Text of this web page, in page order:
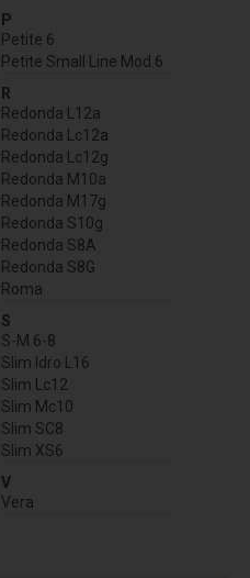
P
Petite 6
Petite Small Line Mod.6
R
Redonda L12a
Redonda Lc12a
Redonda Lc12g
Redonda M10a
Redonda M17g
Redonda S10g
Redonda S8A
Redonda S8G
Roma
S
S-M 6-8
Slim Idro L16
Slim Lc12
Slim Mc10
Slim SC8
Slim XS6
V
Vera